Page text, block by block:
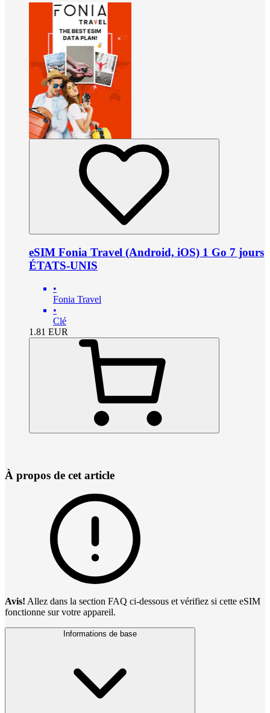
eSIM Fonia Travel (Android, iOS) 1 Go 7 jours
ÉTATS-UNIS
•
Fonia Travel
•
Clé
1.81 EUR
À propos de cet article
Avis! Allez dans la section FAQ ci-dessous et vérifiez si cette eSIM
fonctionne sur votre appareil.
Informations de base